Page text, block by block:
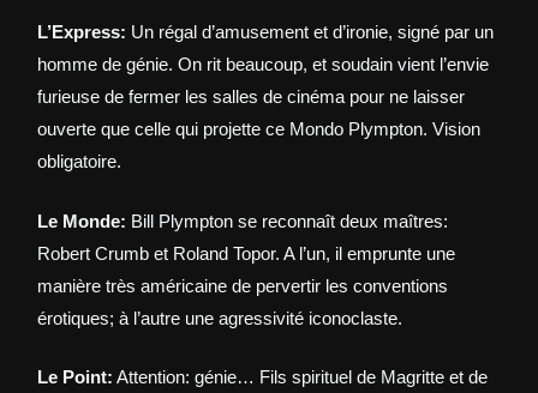
L’Express: Un régal d’amusement et d’ironie, signé par un
homme de génie. On rit beaucoup, et soudain vient l’envie
furieuse de fermer les salles de cinéma pour ne laisser
ouverte que celle qui projette ce Mondo Plympton. Vision
obligatoire.
Le Monde: Bill Plympton se reconnaît deux maîtres:
Robert Crumb et Roland Topor. A l’un, il emprunte une
manière très américaine de pervertir les conventions
érotiques; à l’autre une agressivité iconoclaste.
Le Point: Attention: génie… Fils spirituel de Magritte et de